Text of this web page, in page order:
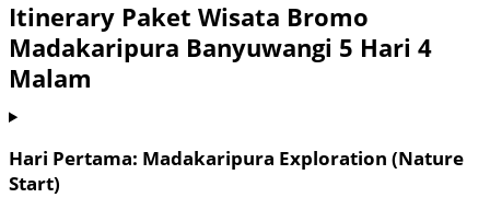
Itinerary Paket Wisata Bromo
Madakaripura Banyuwangi 5 Hari 4
Malam
Hari Pertama: Madakaripura Exploration (Nature
Start)